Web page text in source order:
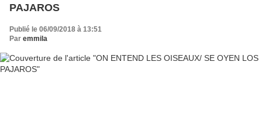
PAJAROS
Publié le 06/09/2018 à 13:51
Par emmila